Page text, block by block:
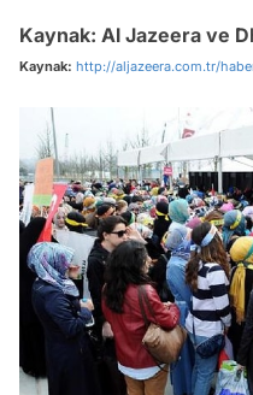
Kaynak: Al Jazeera ve
Kaynak: http://aljazeera.com.tr/